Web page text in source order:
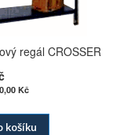
regál CROSSER
Kč
košíku